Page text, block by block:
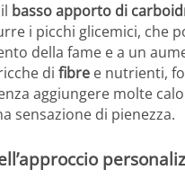
basso apporto di
i picchi glicemici, che
della fame e a un
di fibre e nutrienti,
aggiungere molte
sensazione di pienezza.